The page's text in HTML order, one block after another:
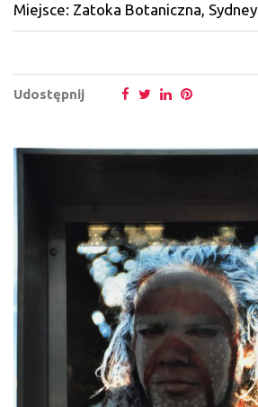
Miejsce: Zatoka Botaniczna, Sydney
Udostępnij